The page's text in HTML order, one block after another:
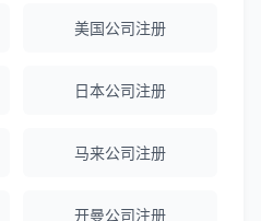
导，文件准备非常专
美国公司注册
日本公司注册
马来公司注册
开曼公司注册